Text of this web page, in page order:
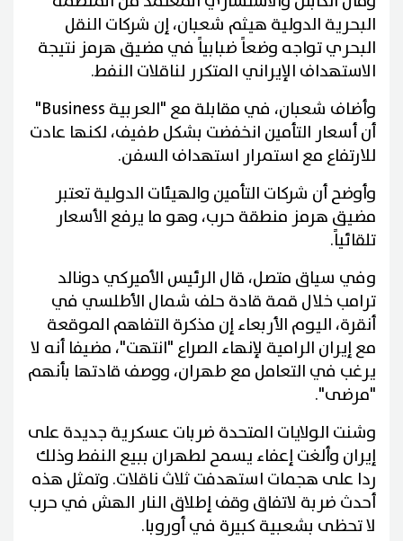
البحرية الدولية هيثم شعبان، إن شركات النقل
البحري تواجه وضعاً ضبابياً في مضيق هرمز نتيجة
الاستهداف الإيراني المتكرر لناقلات النفط.
وأضاف شعبان، في مقابلة مع "العربية Business"
أن أسعار التأمين انخفضت بشكل طفيف، لكنها عادت
للارتفاع مع استمرار استهداف السفن.
وأوضح أن شركات التأمين والهيئات الدولية تعتبر
مضيق هرمز منطقة حرب، وهو ما يرفع الأسعار
تلقائياً.
وفي سياق متصل، قال الرئيس الأميركي دونالد
ترامب خلال قمة قادة حلف شمال الأطلسي في
أنقرة، اليوم الأربعاء إن مذكرة التفاهم الموقعة
مع إيران الرامية لإنهاء الصراع "انتهت"، مضيفا أنه لا
يرغب في التعامل مع طهران، ووصف قادتها بأنهم
"مرضى".
وشنت الولايات المتحدة ضربات عسكرية جديدة على
إيران وألغت إعفاء يسمح لطهران ببيع النفط وذلك
ردا على هجمات استهدفت ثلاث ناقلات. وتمثل هذه
أحدث ضربة لاتفاق وقف إطلاق النار الهش في حرب
لا تحظى بشعبية كبيرة في أوروبا.